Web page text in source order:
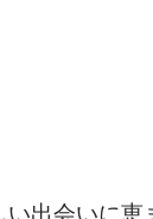
出会いに恵